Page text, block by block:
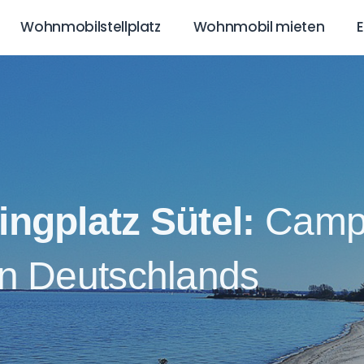
Wohnmobilstellplatz Wohnmobil mieten
Sütel:
Deutschlands